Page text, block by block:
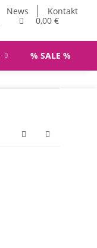
News
Kontakt
0,00 €
% SALE %